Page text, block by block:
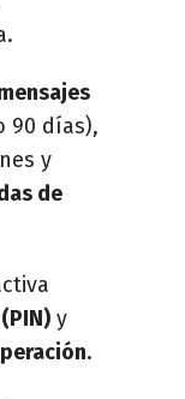
90 días),
y
de
y
.